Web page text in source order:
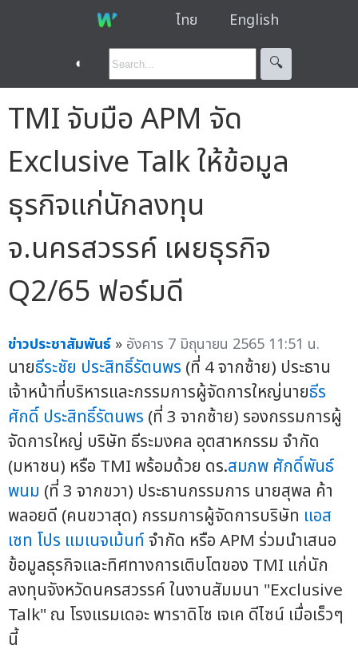
ไทย English
◐ 🔍︎
TMI จับมือ APM จัด
Exclusive Talk ให้ข้อมูล
ธุรกิจแก่นักลงทุน
จ.นครสวรรค์ เผยธุรกิจ
Q2/65 ฟอร์มดี
ข่าวประชาสัมพันธ์ » อังคาร 7 มิถุนายน 2565 11:51 น.
นายธีระชัย ประสิทธิ์รัตนพร (ที่ 4 จากซ้าย) ประธาน
เจ้าหน้าที่บริหารและกรรมการผู้จัดการใหญ่นายธีร
ศักดิ์ ประสิทธิ์รัตนพร (ที่ 3 จากซ้าย) รองกรรมการผู้
จัดการใหญ่ บริษัท ธีระมงคล อุตสาหกรรม จำกัด
(มหาชน) หรือ TMI พร้อมด้วย ดร.สมภพ ศักดิ์พันธ์
พนม (ที่ 3 จากขวา) ประธานกรรมการ นายสุพล ค้า
พลอยดี (คนขวาสุด) กรรมการผู้จัดการบริษัท แอส
เซท โปร แมเนจเม้นท์จำกัด หรือ APM ร่วมนำเสนอ
ข้อมูลธุรกิจและทิศทางการเติบโตของ TMI แก่นัก
ลงทุนจังหวัดนครสวรรค์ ในงานสัมมนา "Exclusive
Talk" ณ โรงแรมเดอะ พาราดิโซ เจเค ดีไซน์ เมื่อเร็วๆ
นี้